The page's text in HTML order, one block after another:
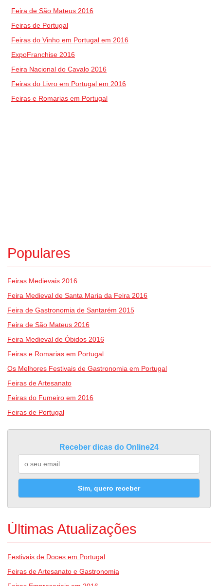
Feira de São Mateus 2016
Feiras de Portugal
Feiras do Vinho em Portugal em 2016
ExpoFranchise 2016
Feira Nacional do Cavalo 2016
Feiras do Livro em Portugal em 2016
Feiras e Romarias em Portugal
Populares
Feiras Medievais 2016
Feira Medieval de Santa Maria da Feira 2016
Feira de Gastronomia de Santarém 2015
Feira de São Mateus 2016
Feira Medieval de Óbidos 2016
Feiras e Romarias em Portugal
Os Melhores Festivais de Gastronomia em Portugal
Feiras de Artesanato
Feiras do Fumeiro em 2016
Feiras de Portugal
Receber dicas do Online24
Sim, quero receber
Últimas Atualizações
Festivais de Doces em Portugal
Feiras de Artesanato e Gastronomia